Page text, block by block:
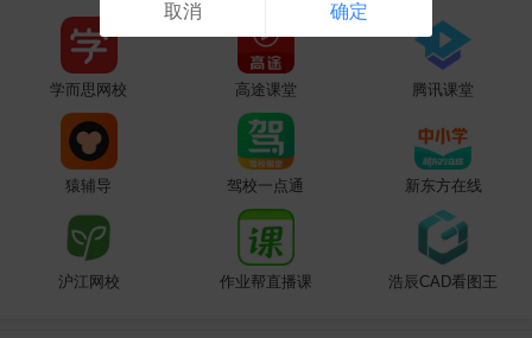
学而思网校 高途课堂 腾讯课堂
猿辅导 驾校一点通 新东方在线
沪江网校 作业帮直播课 浩辰CAD看图王
取消 确定